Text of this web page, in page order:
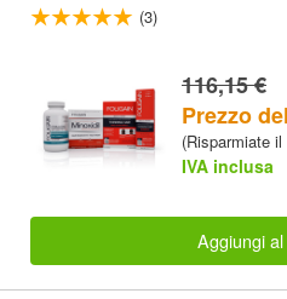
(3)
116,15 €
Prezzo
(Risparmiate il
IVA inclusa
Aggiungi